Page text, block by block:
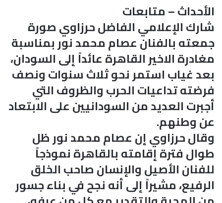
الأحداث – متابعات
شارك الإعلامي الفاضل حرزاوي صورة
جمعته بالفنان عصام محمد نور بمناسبة
مغادرة الاخير القاهرة عائداً إلى السودان،
بعد غياب استمر نحو ثلاث سنوات ونصف
فرضته تداعيات الحرب والظروف التي
أجبرت العديد من السودانيين على الابتعاد
عن وطنهم.
وقال حرزاوي إن عصام محمد نور ظل
طوال فترة إقامته بالقاهرة نموذجاً
للفنان الأصيل والإنسان صاحب الخلق
الرفيع، مشيراً إلى أنه نجح في بناء جسور